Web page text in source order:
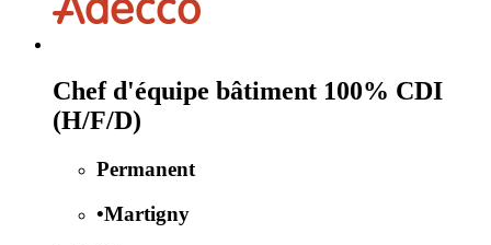
Chef d'équipe bâtiment 100% CDI
(H/F/D)
Permanent
•Martigny